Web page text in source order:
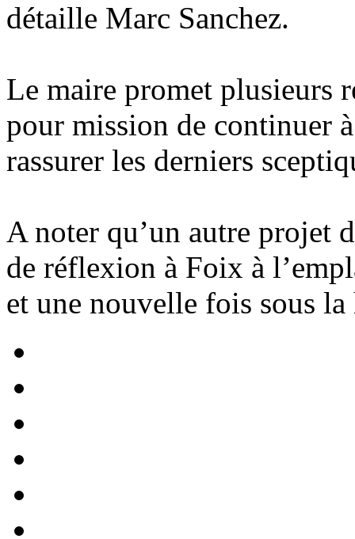
détaille Marc Sanchez.
Le maire promet plusieurs
pour mission de continuer
rassurer les derniers
A noter qu’un autre projet
de réflexion à Foix à
et une nouvelle fois sous